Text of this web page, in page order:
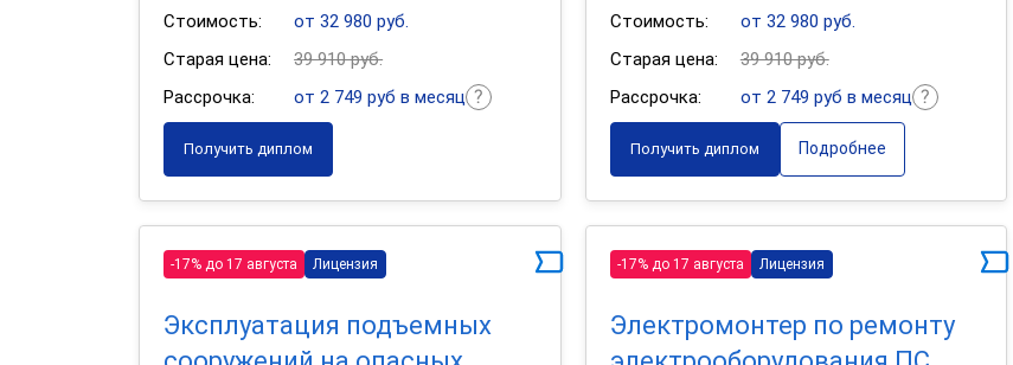
Стоимость:
от 32 980 руб.
Старая цена:
39 910 руб.
Рассрочка:
от 2 749 руб в месяц
Получить диплом
Стоимость:
от 32 980 руб.
Старая цена:
39 910 руб.
Рассрочка:
от 2 749 руб в месяц
Получить диплом Подробнее
-17% до 17 августа Лицензия
Эксплуатация подъемных
-17% до 17 августа Лицензия
Электромонтер по ремонту